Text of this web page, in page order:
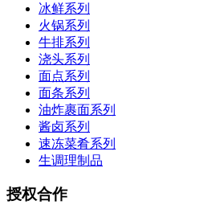
冰鲜系列
火锅系列
牛排系列
浇头系列
面点系列
面条系列
油炸裹面系列
酱卤系列
速冻菜肴系列
生调理制品
授权合作